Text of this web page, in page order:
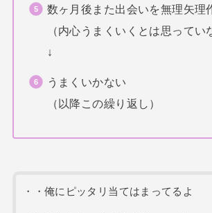
数ヶ月後また出会いを無理矢理
（内心うまくいくとは思ってい
↓
うまくいかない
（以降この繰り返し）
・・俺にピッタリ当てはまってるよ